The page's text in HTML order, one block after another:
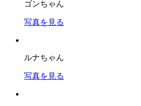
ゴンちゃん
写真を見る
ルナちゃん
写真を見る